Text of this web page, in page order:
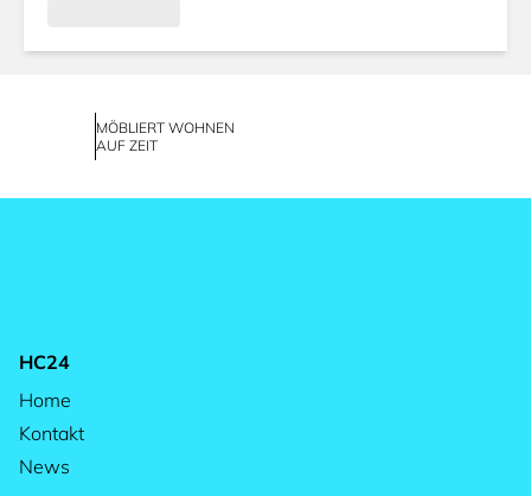
MÖBLIERT WOHNEN
AUF ZEIT
HC24
Home
Kontakt
News